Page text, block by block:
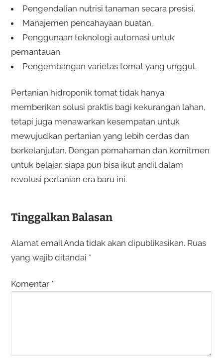
Pengendalian nutrisi tanaman secara presisi.
Manajemen pencahayaan buatan.
Penggunaan teknologi automasi untuk
pemantauan.
Pengembangan varietas tomat yang unggul.
Pertanian hidroponik tomat tidak hanya
memberikan solusi praktis bagi kekurangan lahan,
tetapi juga menawarkan kesempatan untuk
mewujudkan pertanian yang lebih cerdas dan
berkelanjutan. Dengan pemahaman dan komitmen
untuk belajar, siapa pun bisa ikut andil dalam
revolusi pertanian era baru ini.
Tinggalkan Balasan
Alamat email Anda tidak akan dipublikasikan. Ruas
yang wajib ditandai *
Komentar *